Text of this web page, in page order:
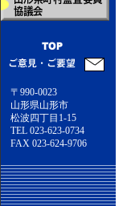
〒990-0023
山形県山形市
松波四丁目1-15
TEL 023-623-0734
FAX 023-624-9706